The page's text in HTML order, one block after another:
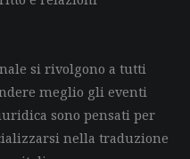
si rivolgono a tutti
meglio gli eventi
sono pensati per
nella traduzione